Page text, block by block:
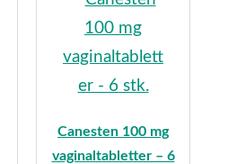
Canesten 100 mg
vaginaltabletter – 6